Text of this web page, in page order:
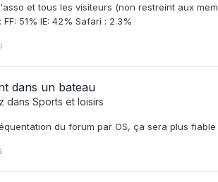
et tous les visiteurs (non restreint aux
51% IE: 42% Safari : 2.3%
dans un bateau
dans Sports et loisirs
du forum par OS, ça sera plus